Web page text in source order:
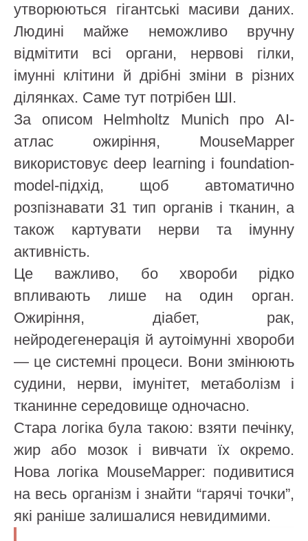
утворюються гігантські масиви даних.
Людині майже неможливо вручну
відмітити всі органи, нервові гілки,
імунні клітини й дрібні зміни в різних
ділянках. Саме тут потрібен ШІ.
За описом Helmholtz Munich про AI-
атлас ожиріння, MouseMapper
використовує deep learning і foundation-
model-підхід, щоб автоматично
розпізнавати 31 тип органів і тканин, а
також картувати нерви та імунну
активність.
Це важливо, бо хвороби рідко
впливають лише на один орган.
Ожиріння, діабет, рак,
нейродегенерація й аутоімунні хвороби
— це системні процеси. Вони змінюють
судини, нерви, імунітет, метаболізм і
тканинне середовище одночасно.
Стара логіка була такою: взяти печінку,
жир або мозок і вивчати їх окремо.
Нова логіка MouseMapper: подивитися
на весь організм і знайти “гарячі точки”,
які раніше залишалися невидимими.